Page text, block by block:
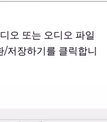
오 또는 오디오 파일
저장하기를 클릭합니